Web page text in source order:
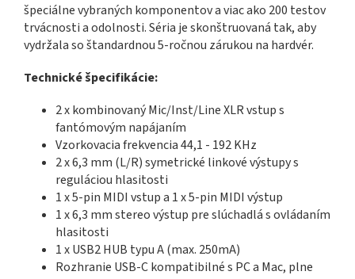
špeciálne vybraných komponentov a viac ako 200 testov
trvácnosti a odolnosti. Séria je skonštruovaná tak, aby
vydržala so štandardnou 5-ročnou zárukou na hardvér.
Technické špecifikácie:
2 x kombinovaný Mic/Inst/Line XLR vstup s
fantómovým napájaním
Vzorkovacia frekvencia 44,1 - 192 KHz
2 x 6,3 mm (L/R) symetrické linkové výstupy s
reguláciou hlasitosti
1 x 5-pin MIDI vstup a 1 x 5-pin MIDI výstup
1 x 6,3 mm stereo výstup pre slúchadlá s ovládaním
hlasitosti
1 x USB2 HUB typu A (max. 250mA)
Rozhranie USB-C kompatibilné s PC a Mac, plne